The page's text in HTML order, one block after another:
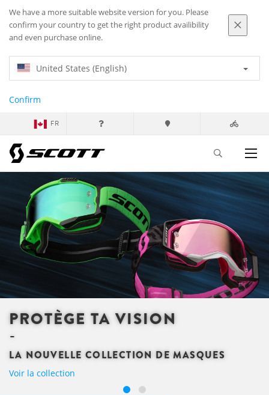
We have a more suitable website version for you. Please
confirm your country to get the right product availibility
and even purchase online.
United States (English)
Confirm
FR
PROTÈGE TA VISION
LA NOUVELLE COLLECTION DE MASQUES
Voir la collection